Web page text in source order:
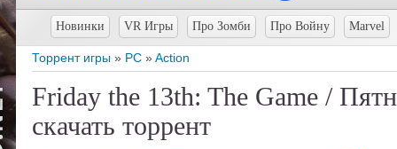
Новинки VR Игры Про Зомби Про Войну Marvel
Торрент игры » PC »Action
Friday the 13th: The Game /
скачать торрент